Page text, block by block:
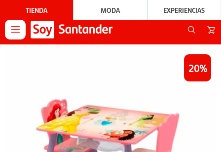
TIENDA MODA EXPERIENCIAS

20